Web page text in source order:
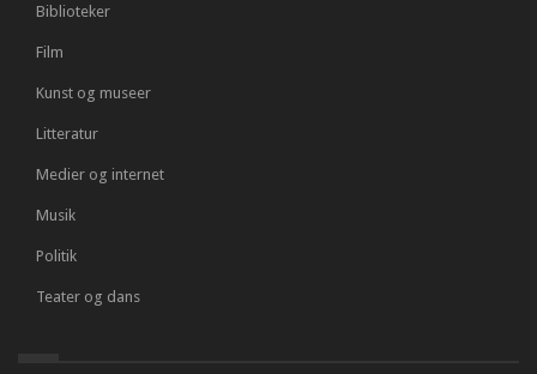
Biblioteker
Film
Kunst og museer
Litteratur
Medier og internet
Musik
Politik
Teater og dans